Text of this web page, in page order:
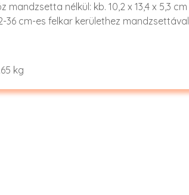
mandzsetta nélkül: kb. 10,2 x 13,4 x 5,3 cm
36 cm-es felkar kerülethez mandzsettával
kg